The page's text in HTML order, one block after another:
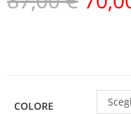
COLORE